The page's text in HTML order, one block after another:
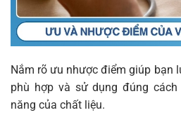
Nắm rõ ưu nhược điểm giúp bạn
phù hợp và sử dụng đúng
năng của chất liệu.